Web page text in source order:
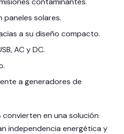
solares.
a su diseño compacto.
AC y DC.
a generadores de
en una solución
independencia energética y